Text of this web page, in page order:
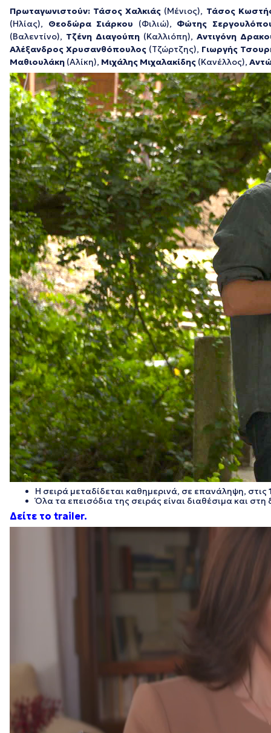
Πρωταγωνιστούν: Τάσος Χαλκιάς (Μένιος), Τάσος
(Ηλίας), Θεοδώρα Σιάρκου (Φιλιώ), Φώτης
(Βαλεντίνο), Τζένη Διαγούπη (Καλλιόπη),Αντιγόνη
Αλέξανδρος Χρυσανθόπουλος (Τζώρτζης), Γιωργής
Μαθιουλάκη (Αλίκη), Μιχάλης Μιχαλακίδης (Κανέλλος),
Η σειρά μεταδίδεται καθημερινά, σε επανάληψη, στις
Όλα τα επεισόδια της σειράς είναι διαθέσιμα και
Δείτε το trailer.